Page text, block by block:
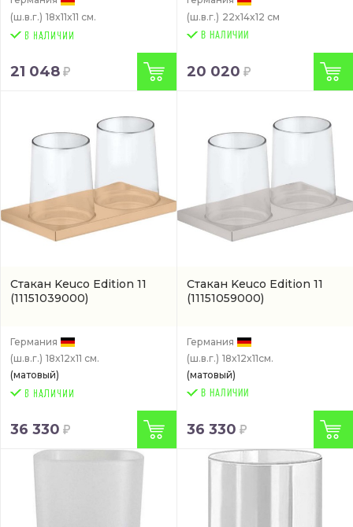
(ш.в.г.) 18x11x11 см.
21 048
(ш.в.г.) 22x14x12 см
В НАЛИЧИИ
20 020
Стакан Keuco Edition 11
(11151039000)
Германия
(ш.в.г.) 18x12x11 см.
(матовый)
36 330
Стакан Keuco Edition 11
(11151059000)
Германия
(ш.в.г.) 18x12x11см.
(матовый)
В НАЛИЧИИ
36 330